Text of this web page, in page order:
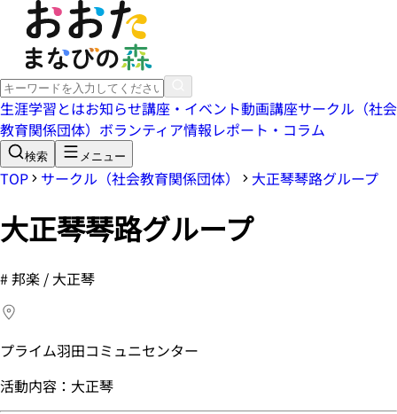
生涯学習とはお知らせ講座・イベント動画講座サークル（社会
教育関係団体） ボランティア情報レポート・コラム
検索 メニュー
TOP サークル（社会教育関係団体） 大正琴琴路グループ
大正琴琴路グループ
#邦楽 / 大正琴
プライム羽田コミュニセンター
活動内容：大正琴